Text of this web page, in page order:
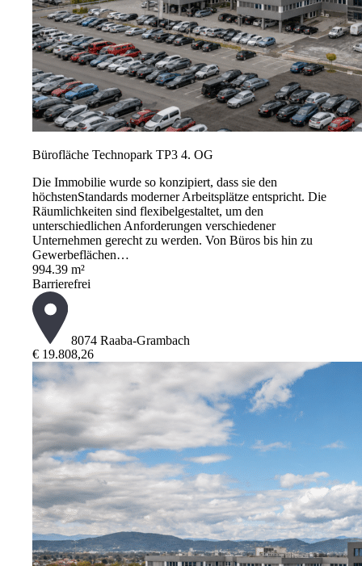
Bürofläche Technopark TP3 4. OG
Die Immobilie wurde so konzipiert, dass sie den
höchstenStandards moderner Arbeitsplätze entspricht. Die
Räumlichkeiten sind flexibelgestaltet, um den
unterschiedlichen Anforderungen verschiedener
Unternehmen gerecht zu werden. Von Büros bis hin zu
Gewerbeflächen…
994.39 m²
Barrierefrei
8074 Raaba-Grambach
€ 19.808,26